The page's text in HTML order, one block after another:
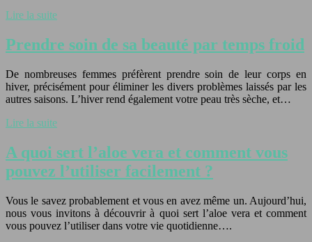
Lire la suite
Prendre soin de sa beauté par temps froid
De nombreuses femmes préfèrent prendre soin de leur corps en
hiver, précisément pour éliminer les divers problèmes laissés par les
autres saisons. L’hiver rend également votre peau très sèche, et…
Lire la suite
A quoi sert l’aloe vera et comment vous
pouvez l’utiliser facilement ?
Vous le savez probablement et vous en avez même un. Aujourd’hui,
nous vous invitons à découvrir à quoi sert l’aloe vera et comment
vous pouvez l’utiliser dans votre vie quotidienne….